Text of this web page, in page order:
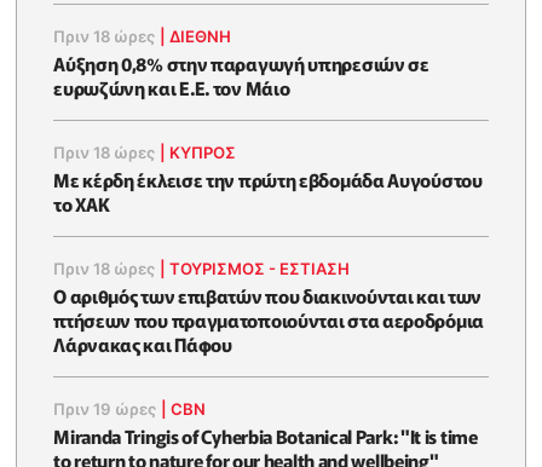
Πριν 18 ώρες |ΔΙΕΘΝΗ
Αύξηση 0,8% στην παραγωγή υπηρεσιών σε
ευρωζώνη και Ε.Ε. τον Μάιο
Πριν 18 ώρες ΚΥΠΡΟΣ
Με κέρδη έκλεισε την πρώτη εβδομάδα Αυγούστου
το ΧΑΚ
Πριν 18 ώρες |ΤΟΥΡΙΣΜΟΣ - ΕΣΤΙΑΣΗ
Ο αριθμός των επιβατών που διακινούνται και των
πτήσεων που πραγματοποιούνται στα αεροδρόμια
Λάρνακας και Πάφου
Πριν 19 ώρες |CBN
Miranda Tringis of Cyherbia Botanical Park: "It is time
to return to nature for our health and wellbeing"